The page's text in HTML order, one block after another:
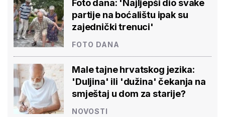
Foto dana: 'Najljepši dio svake
partije na boćalištu ipak su
zajednički trenuci'
FOTO DANA
Male tajne hrvatskog jezika:
'Duljina' ili 'dužina' čekanja na
smještaj u dom za starije?
NOVOSTI